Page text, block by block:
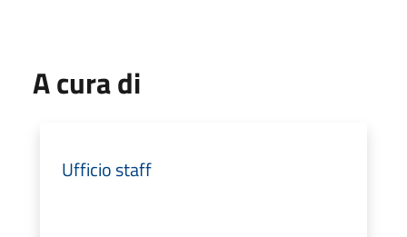
A cura di
Ufficio staff